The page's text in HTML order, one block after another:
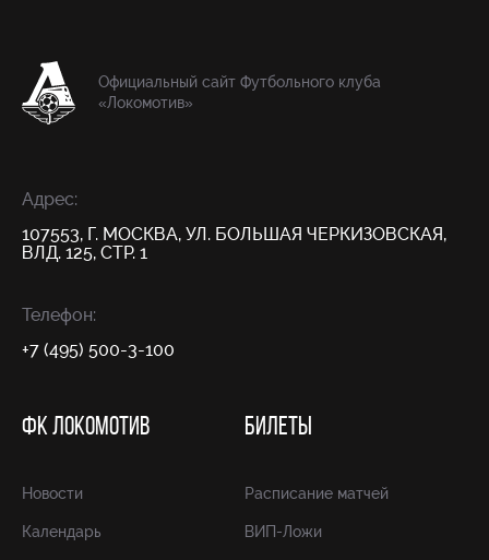
Официальный сайт Футбольного клуба
«Локомотив»
Адрес:
107553, Г. МОСКВА, УЛ. БОЛЬШАЯ ЧЕРКИЗОВСКАЯ,
ВЛД. 125, СТР. 1
Телефон:
+7 (495) 500-3-100
ФК ЛОКОМОТИВ
Новости
Календарь
БИЛЕТЫ
Расписание матчей
ВИП-Ложи